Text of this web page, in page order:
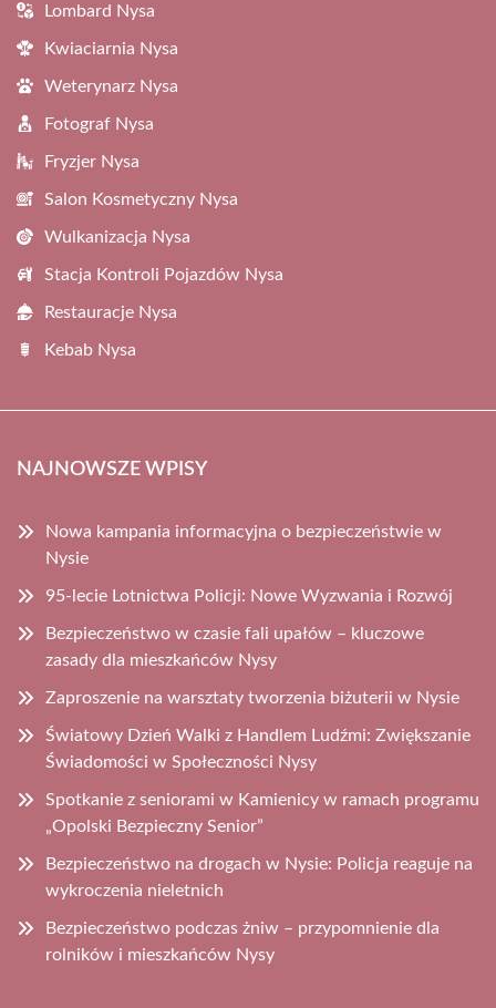
Lombard Nysa
Kwiaciarnia Nysa
Weterynarz Nysa
Fotograf Nysa
Fryzjer Nysa
Salon Kosmetyczny Nysa
Wulkanizacja Nysa
Stacja Kontroli Pojazdów Nysa
Restauracje Nysa
Kebab Nysa
NAJNOWSZE WPISY
Nowa kampania informacyjna o bezpieczeństwie w
Nysie
95-lecie Lotnictwa Policji: Nowe Wyzwania i Rozwój
Bezpieczeństwo w czasie fali upałów – kluczowe
zasady dla mieszkańców Nysy
Zaproszenie na warsztaty tworzenia biżuterii w Nysie
Światowy Dzień Walki z Handlem Ludźmi: Zwiększanie
Świadomości w Społeczności Nysy
Spotkanie z seniorami w Kamienicy w ramach programu
„Opolski Bezpieczny Senior”
Bezpieczeństwo na drogach w Nysie: Policja reaguje na
wykroczenia nieletnich
Bezpieczeństwo podczas żniw – przypomnienie dla
rolników i mieszkańców Nysy